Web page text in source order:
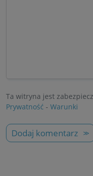
Ta witryna jest
Prywatność - Warunki
Dodaj komentarz